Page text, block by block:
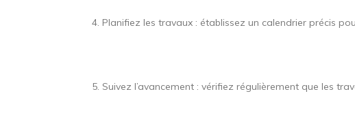
4. Planifiez les travaux : établissez un calendrier précis
5. Suivez l’avancement : vérifiez régulièrement que les